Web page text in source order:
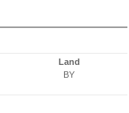
Land
BY